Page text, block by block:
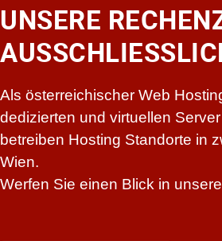
UNSERE
Als österreichischer Web
dedizierten und virtuellen
betreiben Hosting Standorte in
Wien.
Werfen Sie einen Blick in